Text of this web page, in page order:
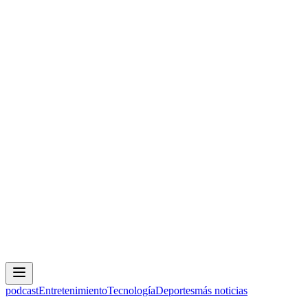
podcastEntretenimientoTecnologíaDeportesmás noticias